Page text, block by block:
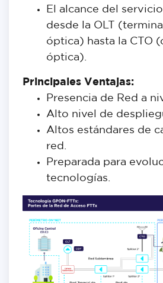
El alcance del
desde la OLT
óptica) hasta la CTO
óptica).
Principales Ventajas:
Presencia de Red a
Alto nivel de
Altos estándares de
red.
Preparada para
tecnologías.